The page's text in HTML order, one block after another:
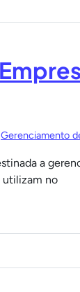
Gerenciamento
a
utilizam no